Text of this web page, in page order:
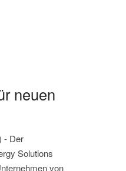
neuen
- Der
Solutions
von